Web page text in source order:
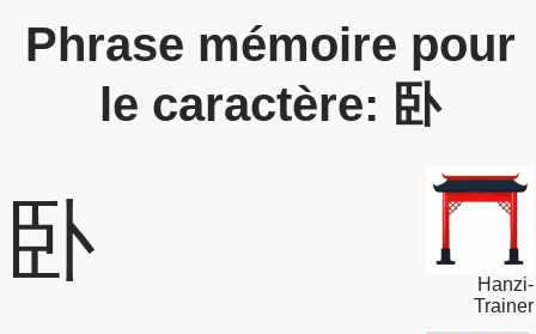
Phrase mémoire pour
le caractère: 卧
卧
Hanzi-
Trainer